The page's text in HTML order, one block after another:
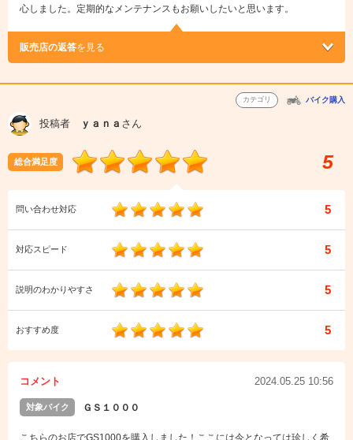
心しました。定期的なメンテナンスもお願いしたいと思います。
販売店の返答を見る
カテゴリ バイク購入
投稿者 ｙａｎａ さん
総合満足度 5
問い合わせ対応 5
対応スピード 5
説明のわかりやすさ 5
おすすめ度 5
コメント 2024.05.25 10:56
対象バイク ＧＳ１０００